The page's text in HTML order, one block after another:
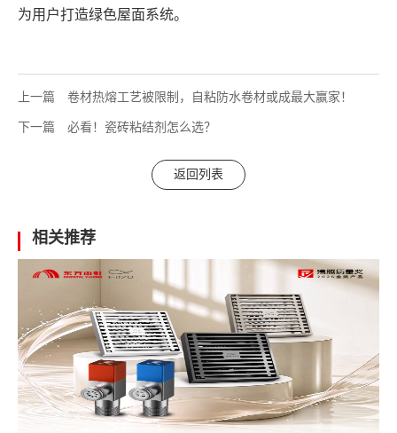
为用户打造绿色屋面系统。
上一篇 卷材热熔工艺被限制，自粘防水卷材或成最大赢家！
下一篇 必看！瓷砖粘结剂怎么选？
返回列表
相关推荐